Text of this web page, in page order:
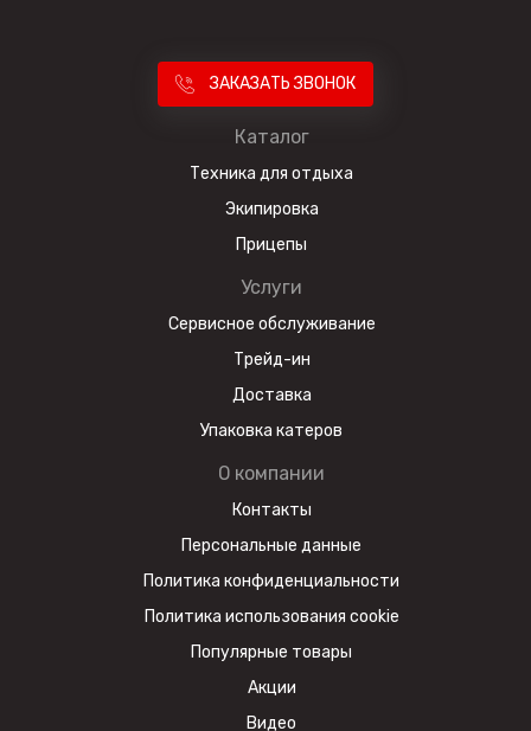
ЗАКАЗАТЬ ЗВОНОК
Каталог
Техника для отдыха
Экипировка
Прицепы
Услуги
Сервисное обслуживание
Трейд-ин
Доставка
Упаковка катеров
О компании
Контакты
Персональные данные
Политика конфиденциальности
Политика использования cookie
Популярные товары
Акции
Видео